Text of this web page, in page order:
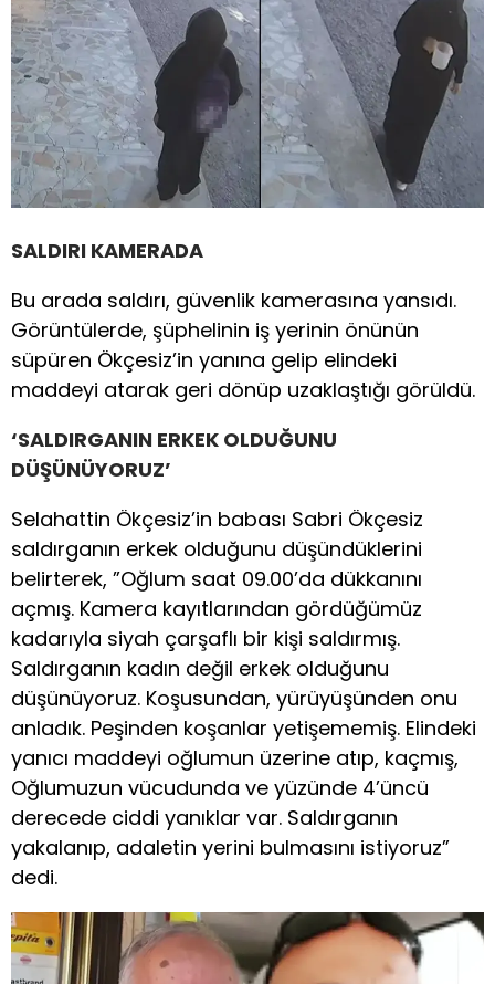
SALDIRI KAMERADA
Bu arada saldırı, güvenlik kamerasına yansıdı.
Görüntülerde, şüphelinin iş yerinin önünün
süpüren Ökçesiz’in yanına gelip elindeki
maddeyi atarak geri dönüp uzaklaştığı görüldü.
‘SALDIRGANIN ERKEK OLDUĞUNU
DÜŞÜNÜYORUZ’
Selahattin Ökçesiz’in babası Sabri Ökçesiz
saldırganın erkek olduğunu düşündüklerini
belirterek, ”Oğlum saat 09.00’da dükkanını
açmış. Kamera kayıtlarından gördüğümüz
kadarıyla siyah çarşaflı bir kişi saldırmış.
Saldırganın kadın değil erkek olduğunu
düşünüyoruz. Koşusundan, yürüyüşünden onu
anladık. Peşinden koşanlar yetişememiş. Elindeki
yanıcı maddeyi oğlumun üzerine atıp, kaçmış,
Oğlumuzun vücudunda ve yüzünde 4’üncü
derecede ciddi yanıklar var. Saldırganın
yakalanıp, adaletin yerini bulmasını istiyoruz”
dedi.